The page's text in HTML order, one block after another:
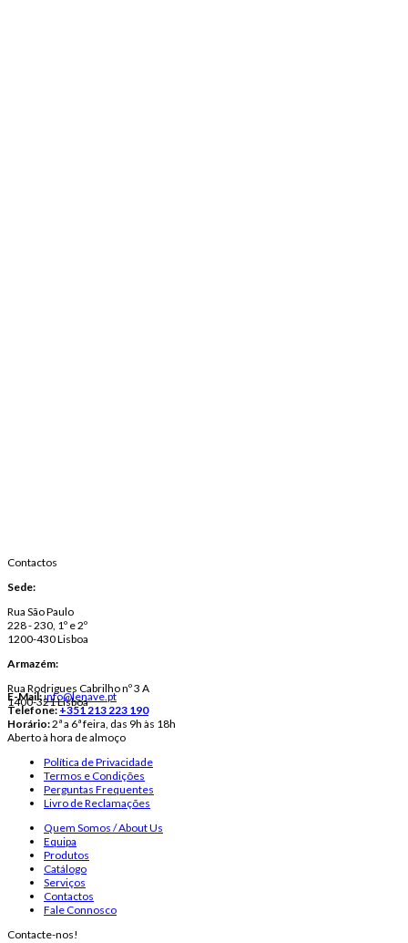
Contactos
Sede:
Rua São Paulo
228 - 230, 1º e 2º
1200-430 Lisboa
Armazém:
Rua Rodrigues Cabrilho nº 3 A
1400-321 Lisboa
E-Mail:info@lenave.pt
Telefone:+351 213 223 190
Horário:2ª a 6ª feira, das 9h às 18h
Aberto à hora de almoço
Política de Privacidade
Termos e Condições
Perguntas Frequentes
Livro de Reclamações
Quem Somos / About Us
Equipa
Produtos
Catálogo
Serviços
Contactos
Fale Connosco
Contacte-nos!